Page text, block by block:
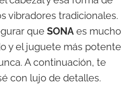
vibradores tradicionales.
que SONA es mucho
y el juguete más potente
A continuación, te
con lujo de detalles.